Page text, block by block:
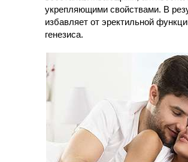
укрепляющими свойствами. В
избавляет от эректильной
генезиса.